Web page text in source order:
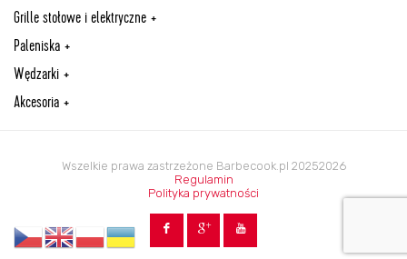
Grille stołowe i elektryczne
Paleniska
Wędzarki
Akcesoria
Wszelkie prawa zastrzeżone Barbecook.pl 20252026
Regulamin
Polityka prywatności